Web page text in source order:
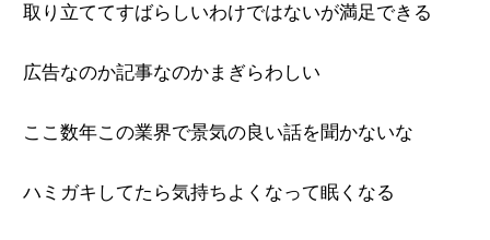
取り立ててすばらしいわけではないが満足できる
広告なのか記事なのかまぎらわしい
ここ数年この業界で景気の良い話を聞かないな
ハミガキしてたら気持ちよくなって眠くなる